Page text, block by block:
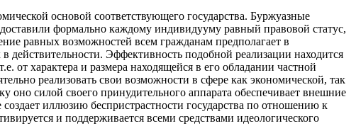
основой соответствующего государства. Буржуазные
формально каждому индивидууму равный правовой статус,
равных возможностей всем гражданам предполагает в
действительности. Эффективность подобной реализации находится
от характера и размера находящейся в его обладании частной
реализовать свои возможности в сфере как экономической, так
оно силой своего принудительного аппарата обеспечивает внешние
иллюзию беспристрастности государства по отношению к
и поддерживается всеми средствами идеологического